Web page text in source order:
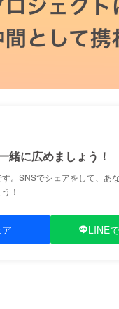
緒に広めましょう！
。SNSでシェアをして、あ
！
LINE